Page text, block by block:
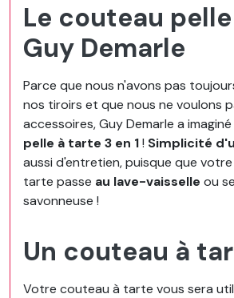
Le couteau
Guy Demarle
Parce que nous n'avons pas
nos tiroirs et que nous ne voulons
accessoires, Guy Demarle a imaginé
pelle à tarte 3 en 1! Simplicité
aussi d'entretien, puisque que
tarte passe au lave-vaisselle ou
savonneuse !
Un couteau à
Votre couteau à tarte vous sera